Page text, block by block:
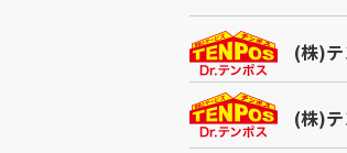
(株)
(株)